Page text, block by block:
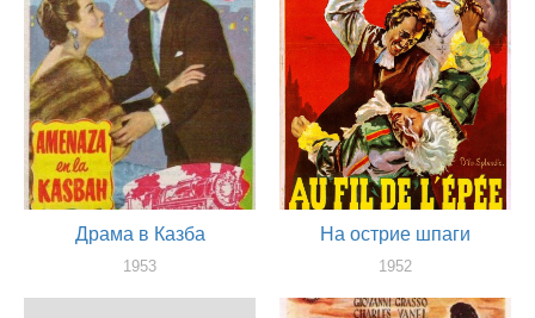
Драма в Казба
1953
На острие шпаги
1952